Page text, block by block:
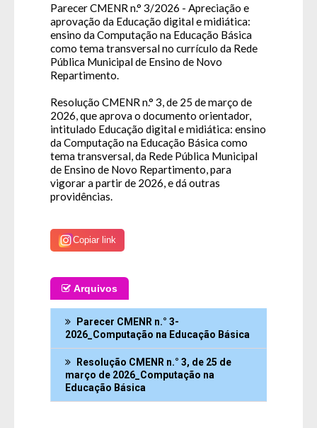
Parecer CMENR n.° 3/2026 - Apreciação e
aprovação da Educação digital e midiática:
ensino da Computação na Educação Básica
como tema transversal no currículo da Rede
Pública Municipal de Ensino de Novo
Repartimento.
Resolução CMENR n.° 3, de 25 de março de
2026, que aprova o documento orientador,
intitulado Educação digital e midiática: ensino
da Computação na Educação Básica como
tema transversal, da Rede Pública Municipal
de Ensino de Novo Repartimento, para
vigorar a partir de 2026, e dá outras
providências.
Copiar link
Arquivos
Parecer CMENR n.° 3-
2026_Computação na Educação Básica
Resolução CMENR n.° 3, de 25 de
março de 2026_Computação na
Educação BásicaFale Conosco